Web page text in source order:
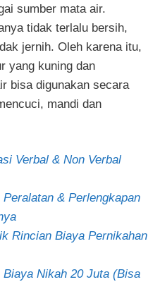
sumber mata air.
tidak terlalu bersih,
jernih. Oleh karena itu,
yang kuning dan
bisa digunakan secara
mandi dan
Verbal & Non Verbal
& Perlengkapan
Rincian Biaya Pernikahan
Nikah 20 Juta (Bisa